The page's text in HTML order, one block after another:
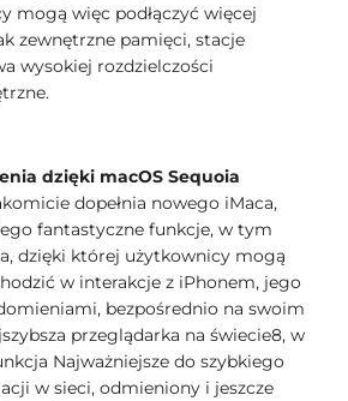
mogą więc podłączyć więcej
zewnętrzne pamięci, stacje
wysokiej rozdzielczości
dzięki macOS Sequoia
dopełnia nowego iMaca,
fantastyczne funkcje, w tym
dzięki której użytkownicy mogą
w interakcje z iPhonem, jego
bezpośrednio na swoim
przeglądarka na świecie8, w
Najważniejsze do szybkiego
w sieci, odmieniony i jeszcze